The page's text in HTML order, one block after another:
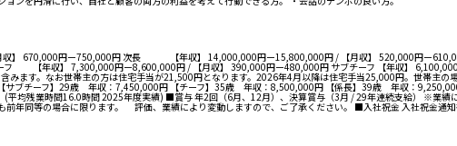
670,000円ー750,000円 次長 【年収】 14,000,000円ー15,800,000円 / 【月収】 520,000円ー
年収】 7,300,000円ー8,600,000円 / 【月収】 390,000円ー480,000円 サブチーフ 【年収】 6,100,000
ます。なお世帯主の方は住宅手当が21,500円となります。2026年4月以降は住宅手当25,000円。世帯主
ブチーフ】29歳 年収：7,450,000円 【チーフ】35歳 年収：8,500,000円 【係長】39歳 年収：
平均残業時間16.0時間 2025年度実績) ■賞与 年2回（6月、12月）、決算賞与（3月 / 29年連続支給） ※業
年同等の場合に限ります。 評価、業績により変動しますので、ご了承ください。 ■入社祝金 入社祝金通